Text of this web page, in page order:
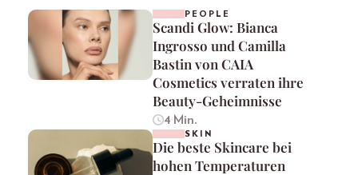
PEOPLE
Scandi Glow: Bianca
Ingrosso und Camilla
Bastin von CAIA
Cosmetics verraten ihre
Beauty-Geheimnisse
4 Min.
SKIN
Die beste Skincare bei
hohen Temperaturen